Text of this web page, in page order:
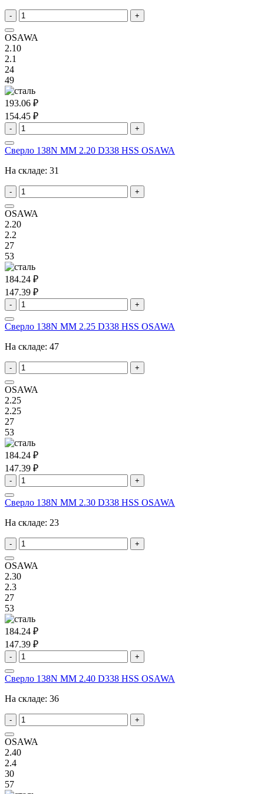
- +
OSAWA
2.10
2.1
24
49
193.06 ₽
154.45 ₽
- +
Сверло 138N MM 2.20 D338 HSS OSAWA
На складе: 31
- +
OSAWA
2.20
2.2
27
53
184.24 ₽
147.39 ₽
- +
Сверло 138N MM 2.25 D338 HSS OSAWA
На складе: 47
- +
OSAWA
2.25
2.25
27
53
184.24 ₽
147.39 ₽
- +
Сверло 138N MM 2.30 D338 HSS OSAWA
На складе: 23
- +
OSAWA
2.30
2.3
27
53
184.24 ₽
147.39 ₽
- +
Сверло 138N MM 2.40 D338 HSS OSAWA
На складе: 36
- +
OSAWA
2.40
2.4
30
57